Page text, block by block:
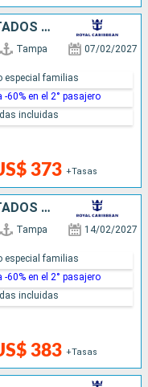
MÉXICO, HONDURAS, BELICE, ESTADOS UNIDOS
Tampa 07/02/2027
373 +Tasas
especial familias
-60% en el 2° pasajero
incluidas
BELICE, HONDURAS, MÉXICO, ESTADOS UNIDOS
Tampa 14/02/2027
383 +Tasas
especial familias
-60% en el 2° pasajero
incluidas